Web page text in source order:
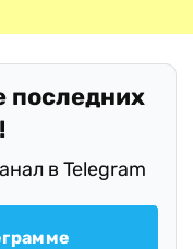
последних
в Telegram